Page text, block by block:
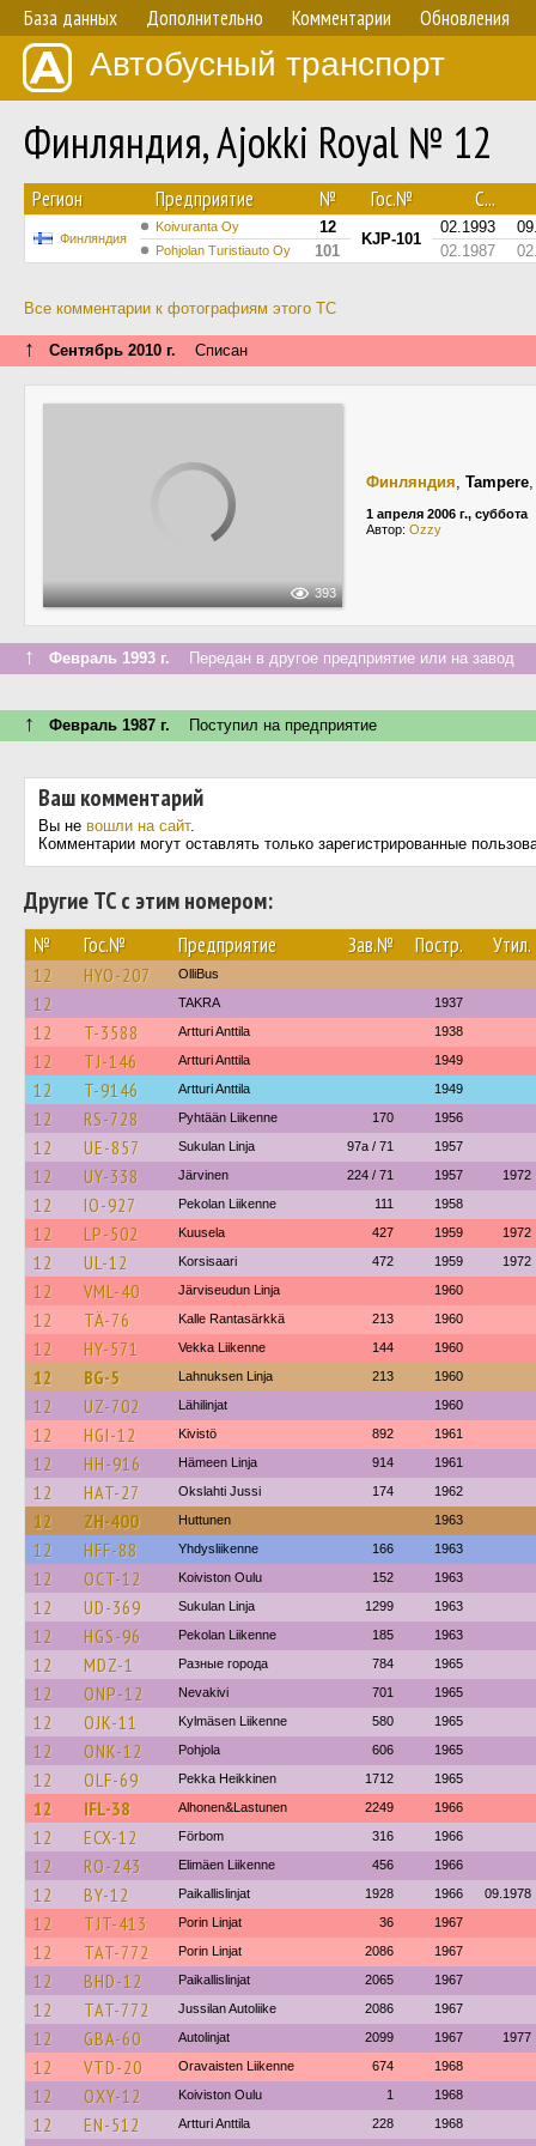
База данных Дополнительно Комментарии Обновления
Автобусный транспорт
Финляндия, Ajokki Royal № 12
Регион Предприятие № Гос.№ С...
Финляндия
Koivuranta Oy 12
KJP-101
02.1993
Pohjolan Turistiauto Oy 101 02.1987
Все комментарии к фотографиям этого ТС
↑ Сентябрь 2010 г. Списан
393
Финляндия, Tampere,
1 апреля 2006 г., суббота
Автор: Ozzy
↑ Февраль 1993 г. Передан в другое предприятие или на завод
↑ Февраль 1987 г. Поступил на предприятие
Ваш комментарий
Вы не вошли на сайт.
Комментарии могут оставлять только зарегистрированные
Другие ТС с этим номером:
№ Гос.№ Предприятие Зав.№ Постр. Утил.
12 HYO-207 OlliBus
12 TAKRA 1937
12 T-3588 Artturi Anttila 1938
12 TJ-146 Artturi Anttila 1949
12 T-9146 Artturi Anttila 1949
12 RS-728 Pyhtään Liikenne 170 1956
12 UE-857 Sukulan Linja 97a / 71 1957
12 UY-338 Järvinen 224 / 71 1957 1972
12 IO-927 Pekolan Liikenne 111 1958
12 LP-502 Kuusela 427 1959 1972
12 UL-12 Korsisaari 472 1959 1972
12 VML-40 Järviseudun Linja 1960
12 TÄ-76 Kalle Rantasärkkä 213 1960
12 HY-571 Vekka Liikenne 144 1960
12 BG-5 Lahnuksen Linja 213 1960
12 UZ-702 Lähilinjat 1960
12 HGI-12 Kivistö 892 1961
12 HH-916 Hämeen Linja 914 1961
12 HAT-27 Okslahti Jussi 174 1962
12 ZH-400 Huttunen 1963
12 HFF-88 Yhdysliikenne 166 1963
12 OCT-12 Koiviston Oulu 152 1963
12 UD-369 Sukulan Linja 1299 1963
12 HGS-96 Pekolan Liikenne 185 1963
12 MDZ-1 Разные города 784 1965
12 ONP-12 Nevakivi 701 1965
12 OJK-11 Kylmäsen Liikenne 580 1965
12 ONK-12 Pohjola 606 1965
12 OLF-69 Pekka Heikkinen 1712 1965
12 IFL-38 Alhonen&Lastunen 2249 1966
12 ECX-12 Förbom 316 1966
12 RO-243 Elimäen Liikenne 456 1966
12 BY-12 Paikallislinjat 1928 1966 09.1978
12 TJT-413 Porin Linjat 36 1967
12 TAT-772 Porin Linjat 2086 1967
12 BHD-12 Paikallislinjat 2065 1967
12 TAT-772 Jussilan Autoliike 2086 1967
12 GBA-60 Autolinjat 2099 1967 1977
12 VTD-20 Oravaisten Liikenne 674 1968
12 OXY-12 Koiviston Oulu 1 1968
12 EN-512 Artturi Anttila 228 1968